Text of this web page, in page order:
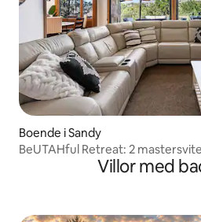
Boende i Sandy
BeUTAHful Retreat: 2
Villor med